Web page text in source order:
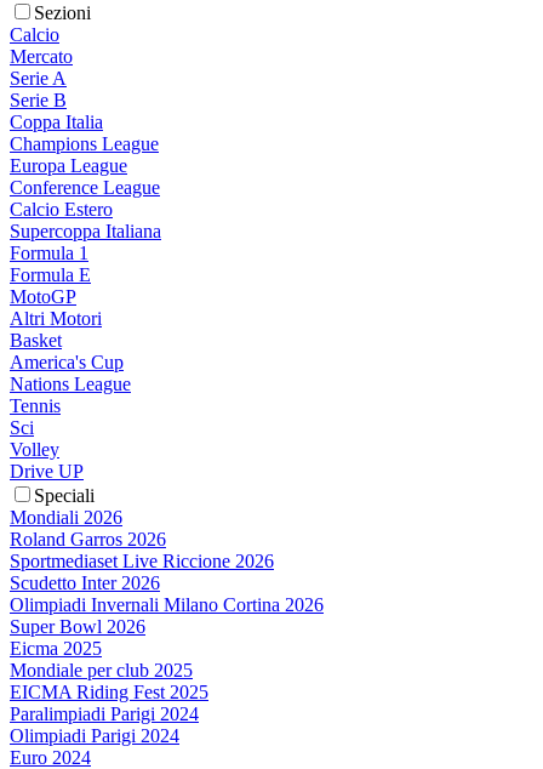
Sezioni
Calcio
Mercato
Serie A
Serie B
Coppa Italia
Champions League
Europa League
Conference League
Calcio Estero
Supercoppa Italiana
Formula 1
Formula E
MotoGP
Altri Motori
Basket
America's Cup
Nations League
Tennis
Sci
Volley
Drive UP
Speciali
Mondiali 2026
Roland Garros 2026
Sportmediaset Live Riccione 2026
Scudetto Inter 2026
Olimpiadi Invernali Milano Cortina 2026
Super Bowl 2026
Eicma 2025
Mondiale per club 2025
EICMA Riding Fest 2025
Paralimpiadi Parigi 2024
Olimpiadi Parigi 2024
Euro 2024